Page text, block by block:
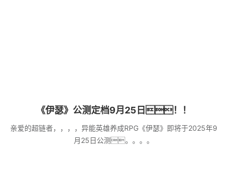
《伊瑟》公测定档9月25日！！
亲爱的超链者，，，，异能英雄养成RPG《伊瑟》即将于2025年9
月25日公测。。。。